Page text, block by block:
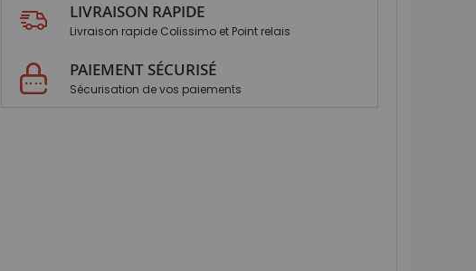
LIVRAISON RAPIDE
Livraison rapide Colissimo et Point relais
PAIEMENT SÉCURISÉ
Sécurisation de vos paiements